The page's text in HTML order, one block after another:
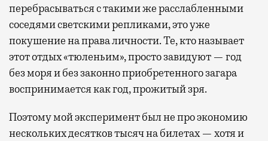
перебрасываться с такими же расслабленными
соседями светскими репликами, это уже
покушение на права личности. Те, кто называет
этот отдых «тюленьим», просто завидуют — год
без моря и без законно приобретенного загара
воспринимается как год, прожитый зря.
Поэтому мой эксперимент был не про экономию
нескольких десятков тысяч на билетах — хотя и